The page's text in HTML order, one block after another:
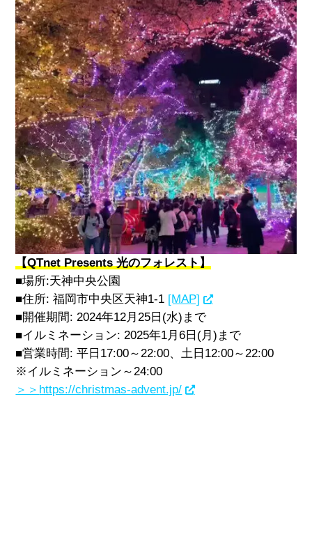
【QTnet Presents 光のフォレスト】
■場所:天神中央公園
■住所:福岡市中央区天神1-1 [MAP]
■開催期間: 2024年12月25 日 (水) まで
■イルミネーション: 2025年1月6 日 (月) まで
■営業時間:平日 17:00～22:00、土日 12:00～22:00
※イルミネーション～24:00
＞＞ https://christmas-advent.jp/